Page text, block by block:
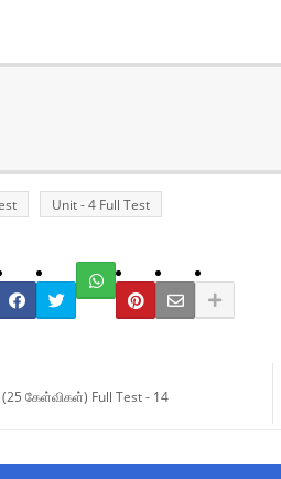
Unit - 4 Full Test
கேள்விகள்) Full Test - 14